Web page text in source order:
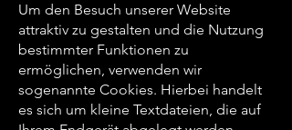
Um den Besuch unserer Website
attraktiv zu gestalten und die Nutzung
bestimmter Funktionen zu
ermöglichen, verwenden wir
sogenannte Cookies. Hierbei handelt
es sich um kleine Textdateien, die auf